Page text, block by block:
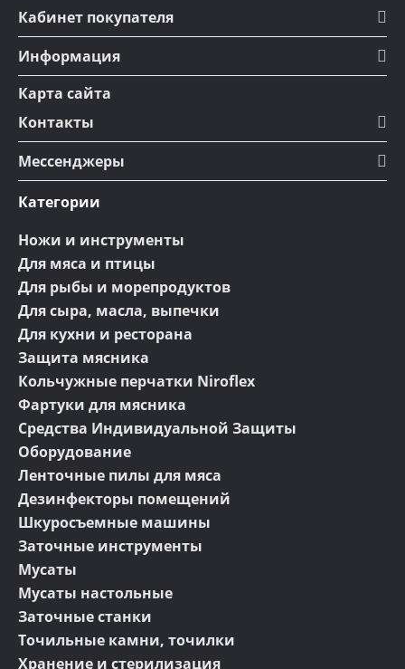
Кабинет покупателя
Информация
Карта сайта
Контакты
Мессенджеры
Категории
Ножи и инструменты
Для мяса и птицы
Для рыбы и морепродуктов
Для сыра, масла, выпечки
Для кухни и ресторана
Защита мясника
Кольчужные перчатки Niroflex
Фартуки для мясника
Средства Индивидуальной Защиты
Оборудование
Ленточные пилы для мяса
Дезинфекторы помещений
Шкуросъемные машины
Заточные инструменты
Мусаты
Мусаты настольные
Заточные станки
Точильные камни, точилки
Хранение и стерилизация